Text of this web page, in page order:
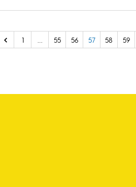
1 55 56 57 58 59